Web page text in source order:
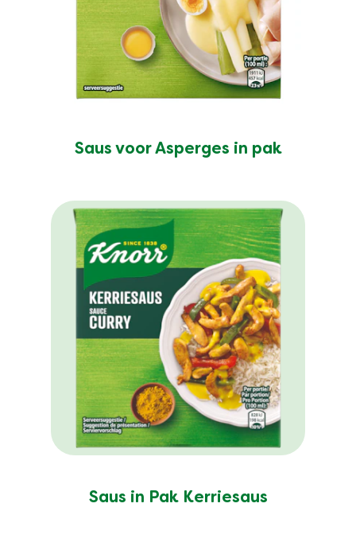
Saus voor Asperges in pak
Saus in Pak Kerriesaus